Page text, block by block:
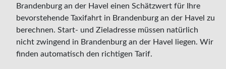
Brandenburg an der Havel einen Schätzwert für Ihre
bevorstehende Taxifahrt in Brandenburg an der Havel zu
berechnen. Start- und Zieladresse müssen natürlich
nicht zwingend in Brandenburg an der Havel liegen. Wir
finden automatisch den richtigen Tarif.